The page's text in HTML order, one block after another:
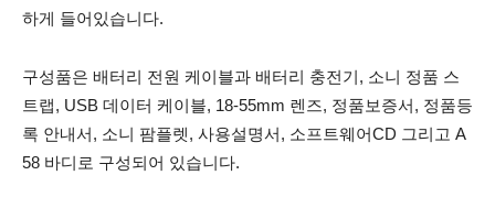
하게 들어있습니다.
구성품은 배터리 전원 케이블과 배터리 충전기, 소니 정품 스
트랩, USB 데이터 케이블, 18-55mm 렌즈, 정품보증서, 정품등
록 안내서, 소니 팜플렛, 사용설명서, 소프트웨어CD 그리고 A
58 바디로 구성되어 있습니다.